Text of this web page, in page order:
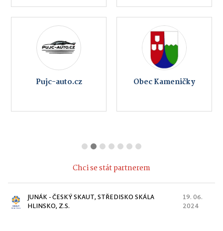
Pujc-auto.cz Obec Kameničky
Chci se stát partnerem
JUNÁK - ČESKÝ SKAUT, STŘEDISKO SKÁLA
HLINSKO, Z.S.
19. 06.
2024